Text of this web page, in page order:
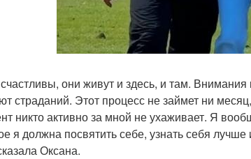
они живут и здесь, и там.
страданий. Этот процесс не займет ни
никто активно за мной не ухаживает. Я
я должна посвятить себе, узнать себя
Оксана.